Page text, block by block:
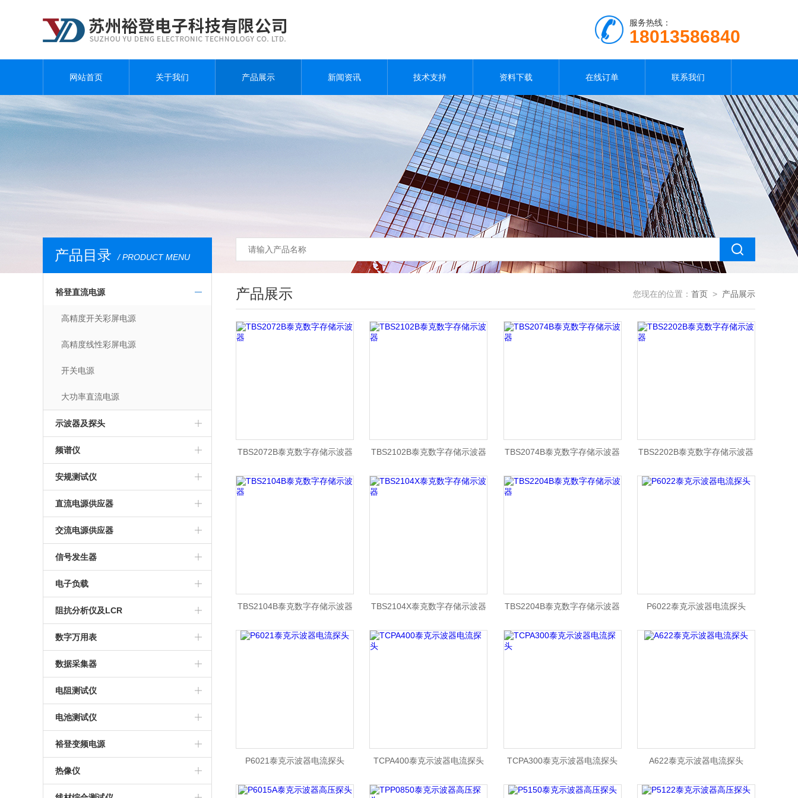
服务热线：
18013586840
网站首页 关于我们 产品展示 新闻资讯 技术支持 资料下载 在线订单 联系我们
产品目录 / PRODUCT MENU
裕登直流电源
高精度开关彩屏电源
高精度线性彩屏电源
开关电源
大功率直流电源
示波器及探头
频谱仪
安规测试仪
直流电源供应器
交流电源供应器
信号发生器
电子负载
阻抗分析仪及LCR
数字万用表
数据采集器
电阻测试仪
电池测试仪
裕登变频电源
热像仪
产品展示 您现在的位置： 首页 > 产品展示
TBS2072B泰克数字存储示波器 TBS2102B泰克数字存储示波器 TBS2074B泰克数字存储示波器 TBS2202B泰克数字存储示波器
TBS2104B泰克数字存储示波器 TBS2104X泰克数字存储示波器 TBS2204B泰克数字存储示波器 P6022泰克示波器电流探头
P6021泰克示波器电流探头 TCPA400泰克示波器电流探头 TCPA300泰克示波器电流探头 A622泰克示波器电流探头